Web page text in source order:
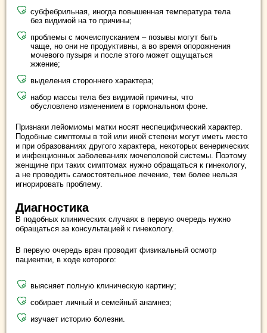
субфебрильная, иногда повышенная температура тела
без видимой на то причины;
проблемы с мочеиспусканием – позывы могут быть
чаще, но они не продуктивны, а во время опорожнения
мочевого пузыря и после этого может ощущаться
жжение;
выделения стороннего характера;
набор массы тела без видимой причины, что
обусловлено изменением в гормональном фоне.
Признаки лейомиомы матки носят неспецифический характер.
Подобные симптомы в той или иной степени могут иметь место
и при образованиях другого характера, некоторых венерических
и инфекционных заболеваниях мочеполовой системы. Поэтому
женщине при таких симптомах нужно обращаться к гинекологу,
а не проводить самостоятельное лечение, тем более нельзя
игнорировать проблему.
Диагностика
В подобных клинических случаях в первую очередь нужно
обращаться за консультацией к гинекологу.
В первую очередь врач проводит физикальный осмотр
пациентки, в ходе которого:
выясняет полную клиническую картину;
собирает личный и семейный анамнез;
изучает историю болезни.